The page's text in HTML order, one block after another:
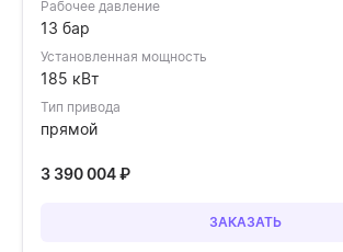
Рабочее давление
13 бар
Установленная мощность
185 кВт
Тип привода
прямой
3 390 004₽
ЗАКАЗАТЬ